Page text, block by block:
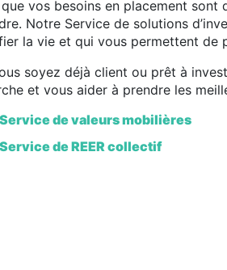
vos besoins en placement
Notre Service de solutions
la vie et qui vous permettent de
soyez déjà client ou prêt à
et vous aider à prendre les
Service de valeurs mobilières
Service de REER collectif